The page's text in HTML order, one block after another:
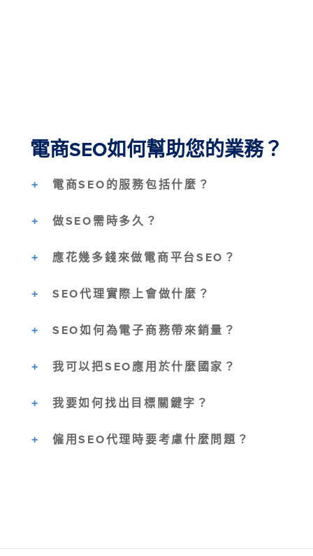
電商SEO如何幫助您的業務？
電商SEO的服務包括什麼？
做SEO需時多久？
應花幾多錢來做電商平台SEO？
SEO代理實際上會做什麼？
SEO如何為電子商務帶來銷量？
我可以把SEO應用於什麼國家？
我要如何找出目標關鍵字？
僱用SEO代理時要考慮什麼問題？